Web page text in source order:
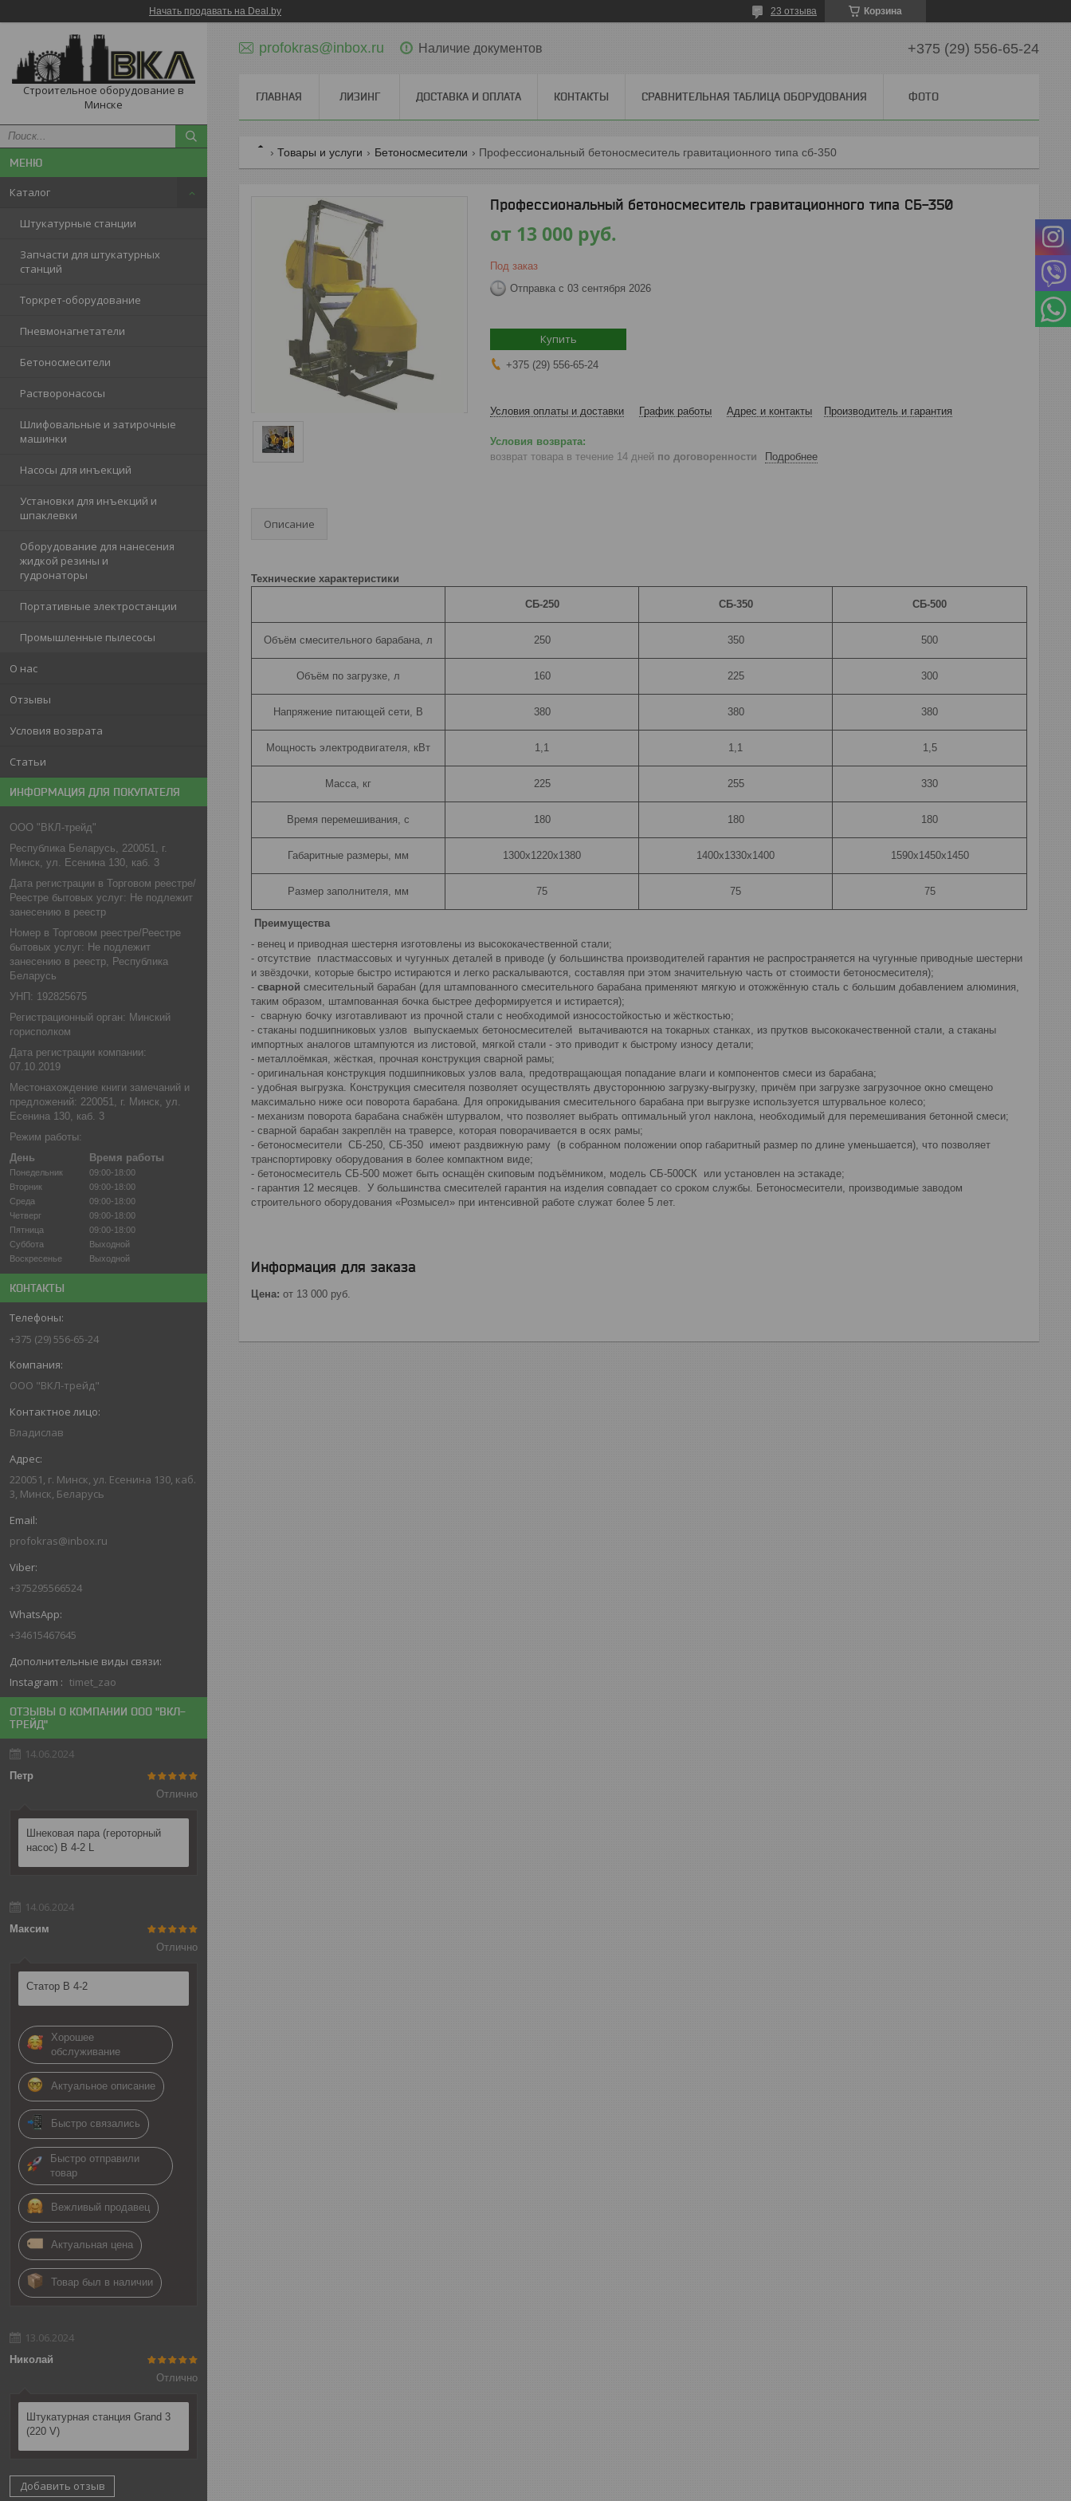
Начать продавать на Deal.by Корзина
23 отзыва
Строительное оборудование в
Минске
Каталог
Штукатурные станции
Запчасти для штукатурных
станций
Торкрет-оборудование
Пневмонагнетатели
Бетоносмесители
Растворонасосы
Шлифовальные и затирочные
машинки
Насосы для инъекций
Установки для инъекций и
шпаклевки
Оборудование для нанесения
жидкой резины и
гудронаторы
Портативные электростанции
Промышленные пылесосы
О нас
Отзывы
Условия возврата
Статьи
ИНФОРМАЦИЯ ДЛЯ ПОКУПАТЕЛЯ
ООО "ВКЛ-трейд"
Республика Беларусь, 220051, г.
Минск, ул. Есенина 130, каб. 3
Дата регистрации в Торговом реестре/
Реестре бытовых услуг: Не подлежит
занесению в реестр
Номер в Торговом реестре/Реестре
бытовых услуг: Не подлежит
занесению в реестр, Республика
Беларусь
УНП: 192825675
Регистрационный орган: Минский
горисполком
Дата регистрации компании:
07.10.2019
Местонахождение книги замечаний и
предложений: 220051, г. Минск, ул.
Есенина 130, каб. 3
Режим работы:
День
Время работы
Понедельник
09:00-18:00
Вторник
09:00-18:00
Среда
09:00-18:00
Четверг
09:00-18:00
Пятница
09:00-18:00
Суббота
Выходной
Воскресенье
Выходной
КОНТАКТЫ
+375 (29) 556-65-24
ООО "ВКЛ-трейд"
Владислав
220051, г. Минск, ул. Есенина 130, каб.
3, Минск, Беларусь
profokras@inbox.ru
+375295566524
+34615467645
Instagram timet_zao
ОТЗЫВЫ О КОМПАНИИ ООО "ВКЛ-
ТРЕЙД"
14.06.2024
Петр
Отлично
Шнековая пара (героторный
насос) B 4-2 L
14.06.2024
Максим
Отлично
Статор B 4-2
Хорошее
обслуживание
Актуальное описание
Быстро связались
Быстро отправили
товар
Вежливый продавец
Актуальная цена
Товар был в наличии
13.06.2024
Николай
Отлично
Штукатурная станция Grand 3
(220 V)
Добавить отзыв
profokras@inbox.ru Наличие документов +375 (29) 556-65-24
ГЛАВНАЯ ЛИЗИНГ ДОСТАВКА И ОПЛАТА КОНТАКТЫ СРАВНИТЕЛЬНАЯ ТАБЛИЦА ОБОРУДОВАНИЯ ФОТО
Товары и услуги Бетоносмесители Профессиональный бетоносмеситель гравитационного типа сб-350
Профессиональный бетоносмеситель гравитационного типа СБ-350
от 13 000 руб.
Под заказ
Отправка с 03 сентября 2026
Купить
+375 (29) 556-65-24
Условия оплаты и доставки График работы Адрес и контакты Производитель и гарантия
возврат товара в течение 14 дней по договоренности Подробнее
Описание
Технические характеристики
СБ-250 СБ-350 СБ-500
Объём смесительного барабана, л 250 350 500
Объём по загрузке, л 160 225 300
Напряжение питающей сети, В 380 380 380
Мощность электродвигателя, кВт 1,1 1,1 1,5
Масса, кг 225 255 330
Время перемешивания, с 180 180 180
Габаритные размеры, мм 1300х1220х1380 1400х1330х1400 1590х1450х1450
Размер заполнителя, мм 75 75 75
Преимущества
- венец и приводная шестерня изготовлены из высококачественной стали;
- отсутствие пластмассовых и чугунных деталей в приводе (у большинства производителей гарантия не распространяется на чугунные приводные шестерни
и звёздочки, которые быстро истираются и легко раскалываются, составляя при этом значительную часть от стоимости бетоносмесителя);
- сварной смесительный барабан (для штампованного смесительного барабана применяют мягкую и отожжённую сталь с большим добавлением алюминия,
таким образом, штампованная бочка быстрее деформируется и истирается);
- сварную бочку изготавливают из прочной стали с необходимой износостойкостью и жёсткостью;
- стаканы подшипниковых узлов выпускаемых бетоносмесителей вытачиваются на токарных станках, из прутков высококачественной стали, а стаканы
импортных аналогов штампуются из листовой, мягкой стали - это приводит к быстрому износу детали;
- металлоёмкая, жёсткая, прочная конструкция сварной рамы;
- оригинальная конструкция подшипниковых узлов вала, предотвращающая попадание влаги и компонентов смеси из барабана;
- удобная выгрузка. Конструкция смесителя позволяет осуществлять двустороннюю загрузку-выгрузку, причём при загрузке загрузочное окно смещено
максимально ниже оси поворота барабана. Для опрокидывания смесительного барабана при выгрузке используется штурвальное колесо;
- механизм поворота барабана снабжён штурвалом, что позволяет выбрать оптимальный угол наклона, необходимый для перемешивания бетонной смеси;
- сварной барабан закреплён на траверсе, которая поворачивается в осях рамы;
- бетоносмесители СБ-250, СБ-350 имеют раздвижную раму (в собранном положении опор габаритный размер по длине уменьшается), что позволяет
транспортировку оборудования в более компактном виде;
- бетоносмеситель СБ-500 может быть оснащён скиповым подъёмником, модель СБ-500СК или установлен на эстакаде;
- гарантия 12 месяцев. У большинства смесителей гарантия на изделия совпадает со сроком службы. Бетоносмесители, производимые заводом
строительного оборудования «Розмысел» при интенсивной работе служат более 5 лет.
Информация для заказа
Цена: от 13 000 руб.